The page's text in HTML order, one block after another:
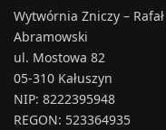
Wytwórnia Zniczy – Rafał
Abramowski
ul. Mostowa 82
05-310 Kałuszyn
NIP: 8222395948
REGON: 523364935